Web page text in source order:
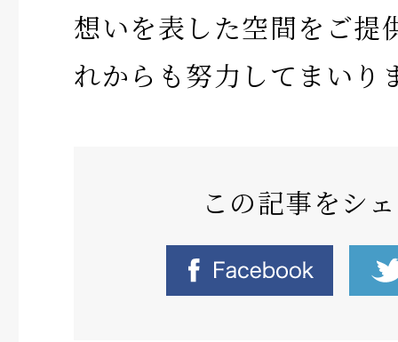
想いを表した空間をご提
れからも努力してまいり
この記事をシ